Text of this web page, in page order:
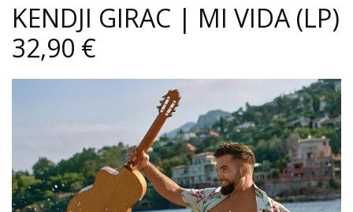
KENDJI GIRAC | MI VIDA (LP)
32,90 €